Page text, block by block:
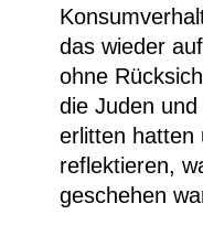
das wieder
ohne
die Juden
erlitten hatten
reflektieren,
geschehen